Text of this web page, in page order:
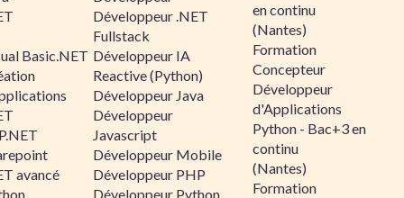
Basic.NET
avancé
Développeur .NET
Fullstack
Développeur IA
Reactive (Python)
Développeur Java
Développeur
Javascript
Développeur Mobile
Développeur PHP
Développeur Python
en continu
(Nantes)
Formation
Concepteur
Développeur
d'Applications
Python - Bac+3 en
continu
(Nantes)
Formation